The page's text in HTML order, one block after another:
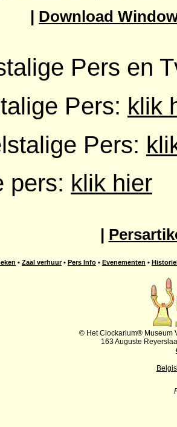
| Download
Pers en
Pers: klik
Pers:
pers: klik hier
• Zaal verhuur• Pers Info • Evenementen •
© Het Clockarium® Museum
163 Auguste